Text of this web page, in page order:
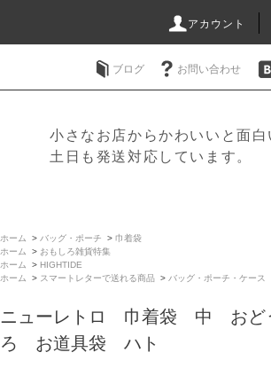
アカウント
ブログ お問い合わせ
小さなお店からかわいいと面白
土日も発送対応しています。
ホーム > バッグ・ポーチ > 巾着袋
ホーム
> おもしろ雑貨特集
ホーム
> HIGHTIDE
ホーム
> スマートレターで送れる商品 > バッグ・ポーチ・ケース
ニューレトロ 巾着袋 中 おど
ろ お道具袋 ハト